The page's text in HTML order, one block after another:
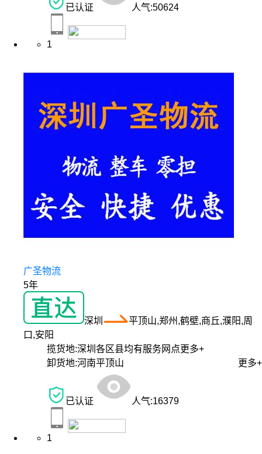
已认证 人气:50624
1
广圣物流
5年
深圳
平顶山,郑州,鹤壁,商丘,濮阳,周
口,安阳
揽货地:深圳各区县均有服务网点更多+
卸货地:河南平顶山 更多+
已认证 人气:16379
1